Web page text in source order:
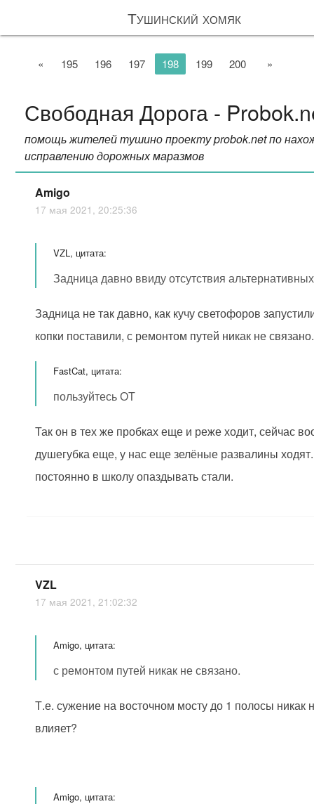
Тушинский хомяк
« 195 196 197 198 199 200 »
Свободная Дорога -
помощь жителей тушино проекту probok.net по
исправлению дорожных маразмов
Amigo
17 мая 2021, 20:25:36
VZL, цитата:
Задница давно ввиду отсутствия
Задница не так давно, как кучу светофоров
копки поставили, с ремонтом путей никак не связано.
FastCat, цитата:
пользуйтесь ОТ
Так он в тех же пробках еще и реже ходит, сейчас
душегубка еще, у нас еще зелёные развалины
постоянно в школу опаздывать стали.
VZL
17 мая 2021, 21:02:32
Amigo, цитата:
с ремонтом путей никак не связано.
Т.е. сужение на восточном мосту до 1 полосы никак
влияет?
Amigo, цитата: